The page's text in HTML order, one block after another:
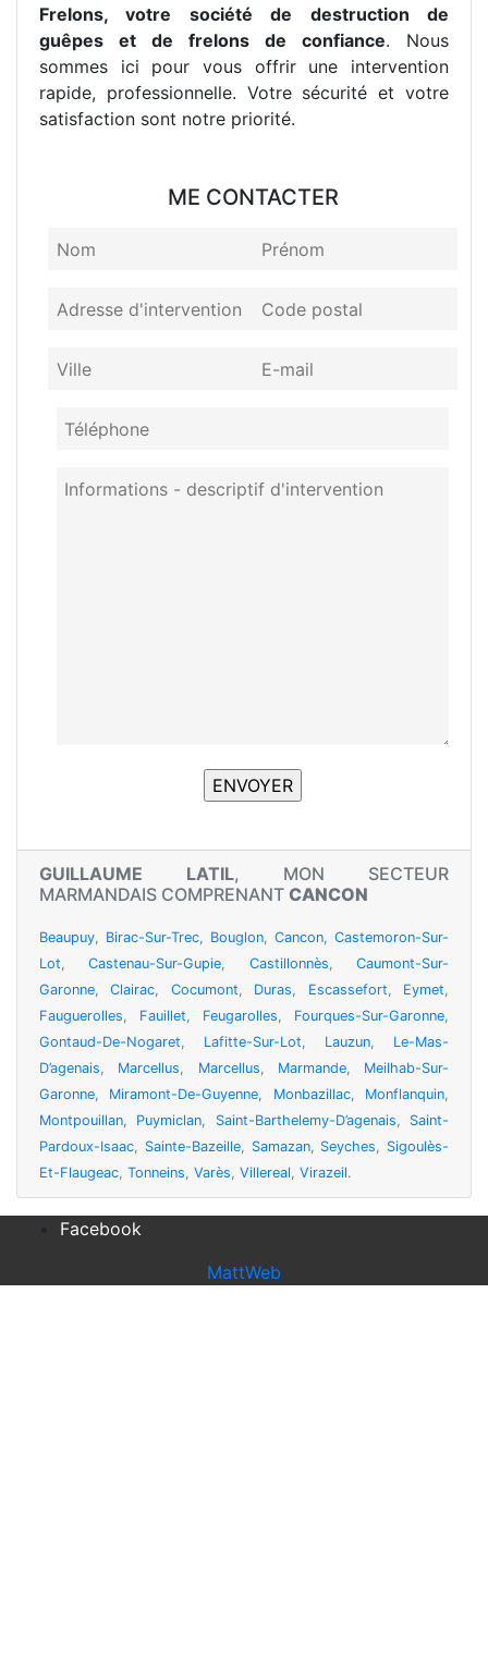
Frelons, votre société de destruction de
guêpes et de frelons de confiance. Nous
sommes ici pour vous offrir une intervention
rapide, professionnelle. Votre sécurité et votre
satisfaction sont notre priorité.
ME CONTACTER
GUILLAUME LATIL, MON SECTEUR
MARMANDAIS COMPRENANT CANCON
Beaupuy, Birac-Sur-Trec, Bouglon, Cancon, Castemoron-Sur-
Lot,Castenau-Sur-Gupie, Castillonnès,Caumont-Sur-
Garonne,Clairac, Cocumont, Duras, Escassefort, Eymet,
Fauguerolles, Fauillet, Feugarolles, Fourques-Sur-Garonne,
Gontaud-De-Nogaret, Lafitte-Sur-Lot, Lauzun, Le-Mas-
D’agenais, Marcellus, Marcellus, Marmande, Meilhab-Sur-
Garonne, Miramont-De-Guyenne, Monbazillac, Monflanquin,
Montpouillan, Puymiclan, Saint-Barthelemy-D’agenais, Saint-
Pardoux-Isaac, Sainte-Bazeille, Samazan, Seyches, Sigoulès-
Et-Flaugeac, Tonneins, Varès, Villereal, Virazeil.
Facebook
MattWeb